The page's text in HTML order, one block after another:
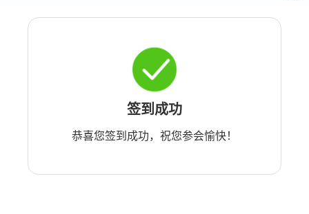
签到成功
恭喜您签到成功，祝您参会愉快！